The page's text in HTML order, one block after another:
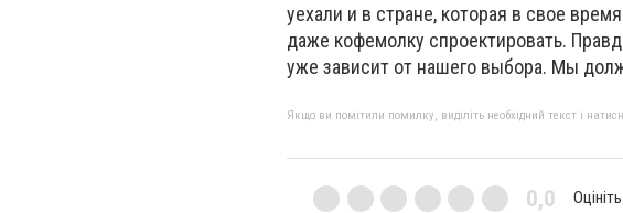
уехали и в стране, которая в свое
даже кофемолку спроектировать.
уже зависит от нашего выбора. Мы
Якщо ви помітили помилку, виділіть необхідний текст і
0,0